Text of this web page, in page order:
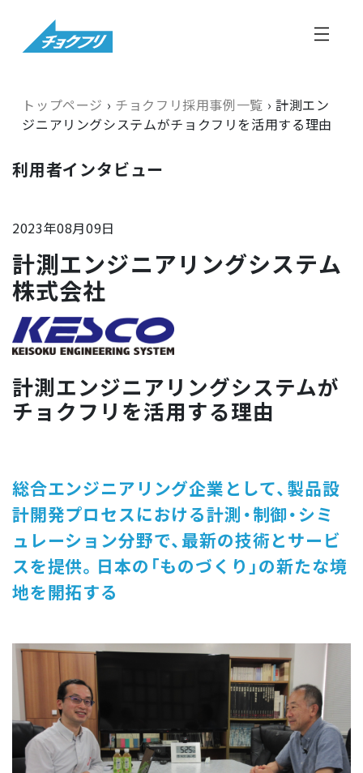
トップページ › チョクフリ採用事例一覧 › 計測エン
ジニアリングシステムがチョクフリを活用する理由
利用者インタビュー
2023年08月09日
計測エンジニアリングシステム
株式会社
計測エンジニアリングシステムが
チョクフリを活用する理由
総合エンジニアリング企業として、製品設
計開発プロセスにおける計測・制御・シミ
ュレーション分野で、最新の技術とサービ
スを提供。日本の「ものづくり」の新たな境
地を開拓する